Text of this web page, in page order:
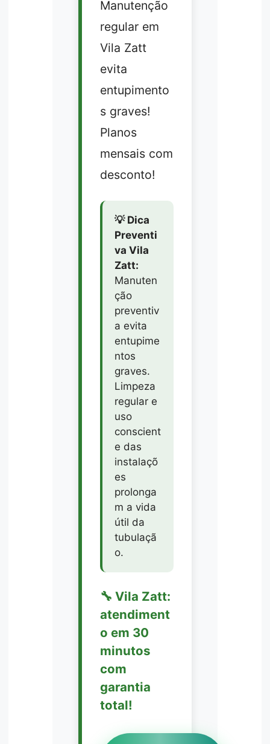
Manutenção
regular em
Vila Zatt
evita
entupimento
s graves!
Planos
mensais com
desconto!
💡 Dica
Preventi
va Vila
Zatt:
Manuten
ção
preventiv
a evita
entupime
ntos
graves.
Limpeza
regular e
uso
conscient
e das
instalaçõ
es
prolonga
m a vida
útil da
tubulaçã
o.
🔧 Vila Zatt:
atendiment
o em 30
minutos
com
garantia
total!